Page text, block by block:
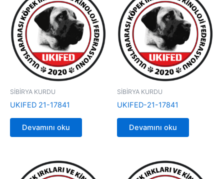
SİBİRYA KURDU
UKIFED 21-17841
Devamını oku
SİBİRYA KURDU
UKIFED-21-17841
Devamını oku